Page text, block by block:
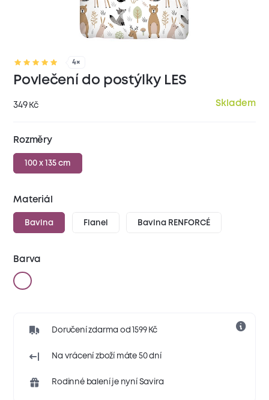
4×
Povlečení do postýlky LES
349 Kč Skladem
Rozměry
100 x 135 cm
Materiál
Bavlna Flanel Bavlna RENFORCÉ
Barva
Doručení zdarma od 1599 Kč
Na vrácení zboží máte 50 dní
Rodinné balení je nyní Savira